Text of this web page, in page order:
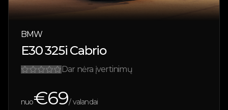
BMW
E30 325i Cabrio
Dar nėra įvertinimų
nuo€69/ valandai